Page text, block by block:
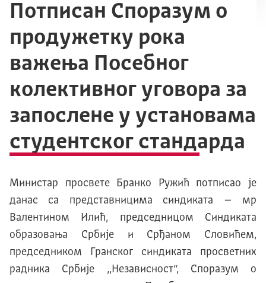
Потписан Споразум о
продужетку рока
важења Посебног
колективног уговора за
запослене у установама
студентског стандарда
Министар просвете Бранко Ружић потписао је
данас са представницима синдиката – мр
Валентином Илић, председницом Синдиката
образовања Србије и Срђаном Словићем,
председником Гранског синдиката просветних
радника Србије ,,Независност“, Споразум о